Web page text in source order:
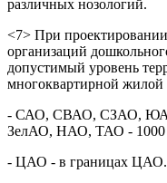
различных нозологий.
<7> При
организаций
допустимый уровень
многоквартирной жилой
- САО, СВАО, СЗАО,
ЗелАО, НАО, ТАО - 1000
- ЦАО - в границах ЦАО.